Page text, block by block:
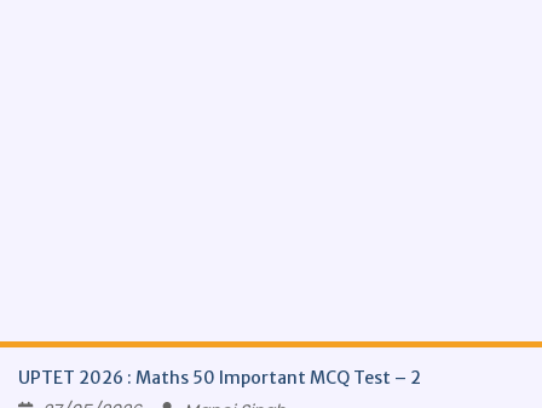
UPTET 2026 : Maths 50 Important MCQ Test – 2